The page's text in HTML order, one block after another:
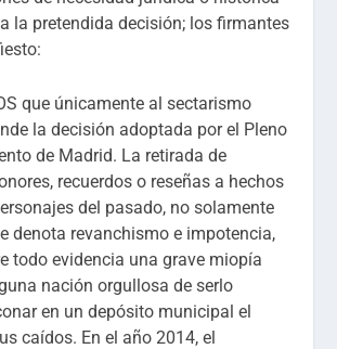
la pretendida decisión; los firmantes
que únicamente al sectarismo
la decisión adoptada por el Pleno
de Madrid. La retirada de
recuerdos o reseñas a hechos
del pasado, no solamente
denota revanchismo e impotencia,
todo evidencia una grave miopía
nación orgullosa de serlo
en un depósito municipal el
caídos. En el año 2014, el